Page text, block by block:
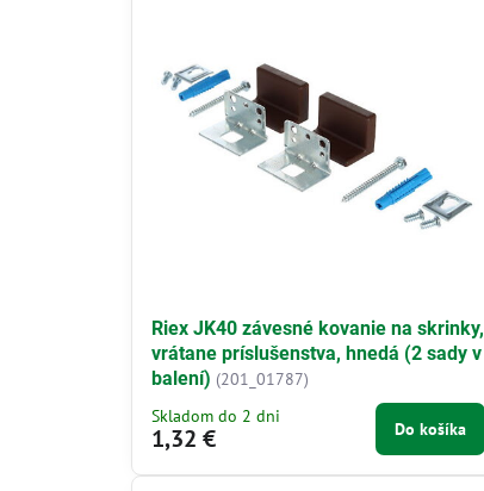
Riex JK40 závesné kovanie na skrinky,
vrátane príslušenstva, hnedá (2 sady v
balení) (201_01787)
Skladom do 2 dni
1,32 € Do košíka